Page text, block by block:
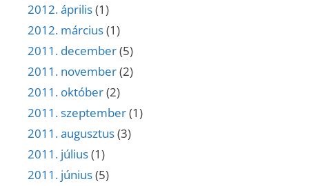
2012. április(1)
2012. március(1)
2011. december(5)
2011. november(2)
2011. október(2)
2011. szeptember(1)
2011. augusztus(3)
2011. július(1)
2011. június(5)